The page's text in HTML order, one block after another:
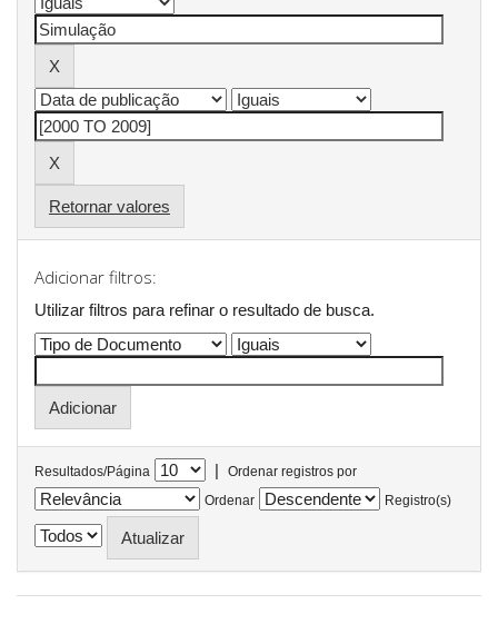
Retornar valores
Adicionar filtros:
Utilizar filtros para refinar o resultado de busca.
Resultados/Página |
Ordenar registros por
Ordenar
Registro(s)